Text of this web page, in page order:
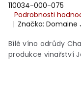
110034-000-075
Průměrné
hodnocení
je
0,0
Podrobnosti
Značka:Domaine
Bílé víno odrůdy
produkce vinařství